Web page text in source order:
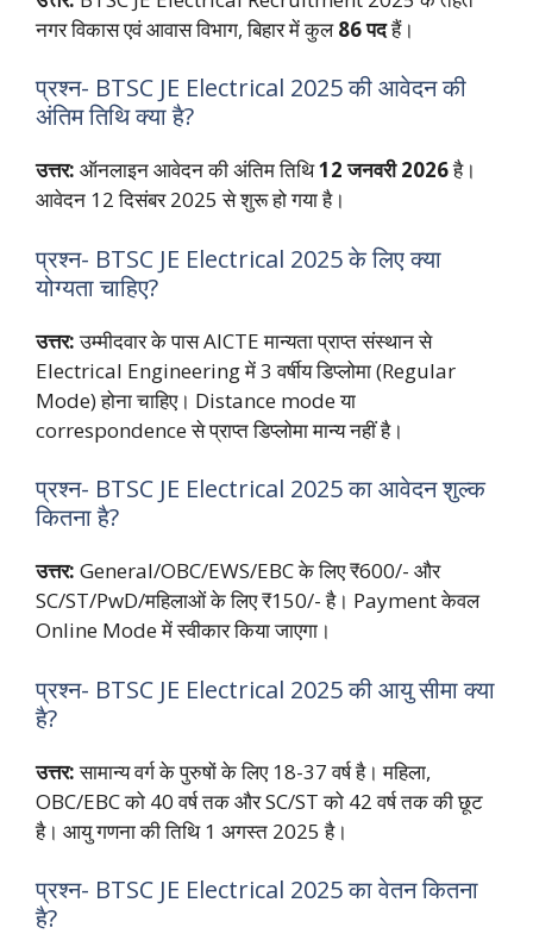
नगर विकास एवं आवास विभाग, बिहार में कुल86 पदहैं।
प्रश्न- BTSC JE Electrical 2025 की आवेदन की
अंतिम तिथि क्या है?
उत्तर: ऑनलाइन आवेदन की अंतिम तिथि12 जनवरी 2026है।
आवेदन 12 दिसंबर 2025 से शुरू हो गया है।
प्रश्न- BTSC JE Electrical 2025 के लिए क्या
योग्यता चाहिए?
उत्तर:उम्मीदवार के पास AICTE मान्यता प्राप्त संस्थान से
Electrical Engineering में 3 वर्षीय डिप्लोमा (Regular
Mode) होना चाहिए। Distance mode या
correspondence से प्राप्त डिप्लोमा मान्य नहीं है।
प्रश्न- BTSC JE Electrical 2025 का आवेदन शुल्क
कितना है?
उत्तर: General/OBC/EWS/EBC के लिए ₹600/- और
SC/ST/PwD/महिलाओं के लिए ₹150/- है। Payment केवल
Online Mode में स्वीकार किया जाएगा।
प्रश्न- BTSC JE Electrical 2025 की आयु सीमा क्या
है?
उत्तर:सामान्य वर्ग के पुरुषों के लिए 18-37 वर्ष है। महिला,
OBC/EBC को 40 वर्ष तक और SC/ST को 42 वर्ष तक की छूट
है। आयु गणना की तिथि 1 अगस्त 2025 है।
प्रश्न- BTSC JE Electrical 2025 का वेतन कितना
है?